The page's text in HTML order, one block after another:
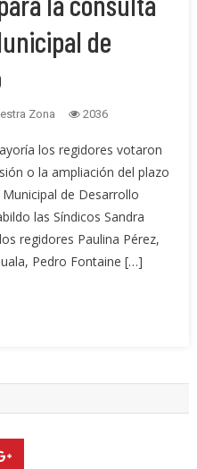
de
Zona 2036
los regidores votaron
o la ampliación del plazo
de Desarrollo
las Síndicos Sandra
regidores Paulina Pérez,
Pedro Fontaine […]